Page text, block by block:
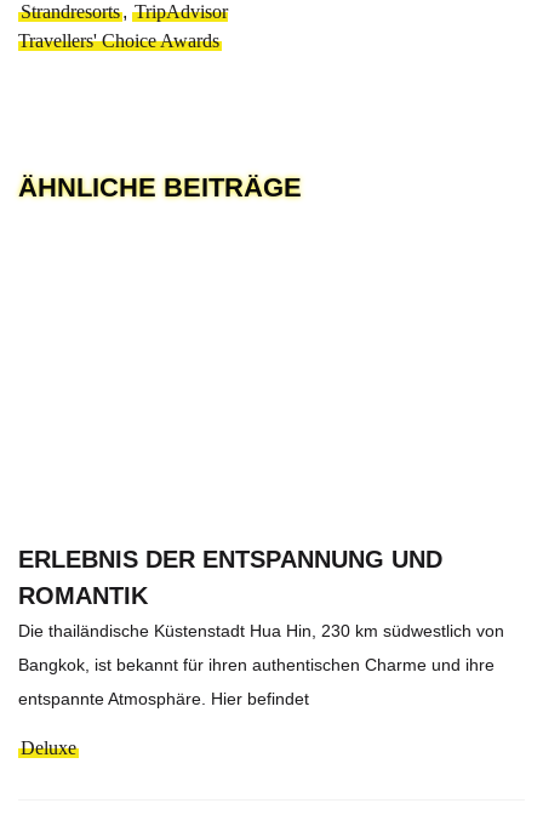
Strandresorts, TripAdvisor
Travellers' Choice Awards
ÄHNLICHE BEITRÄGE
ERLEBNIS DER ENTSPANNUNG UND
ROMANTIK
Die thailändische Küstenstadt Hua Hin, 230 km südwestlich von
Bangkok, ist bekannt für ihren authentischen Charme und ihre
entspannte Atmosphäre. Hier befindet
Deluxe